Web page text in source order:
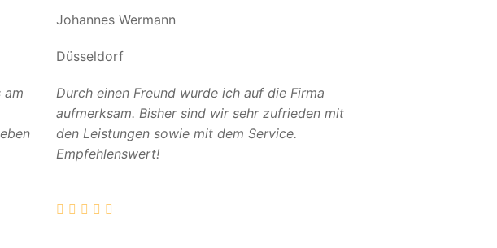
am
Johannes Wermann
Düsseldorf
Durch einen Freund wurde ich auf die Firma
aufmerksam. Bisher sind wir sehr zufrieden mit
den Leistungen sowie mit dem Service.
Empfehlenswert!